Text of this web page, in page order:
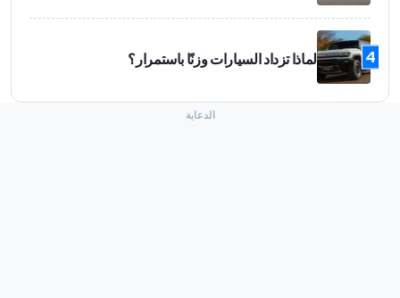
4 لماذا تزداد السيارات وزنًا باستمرار؟